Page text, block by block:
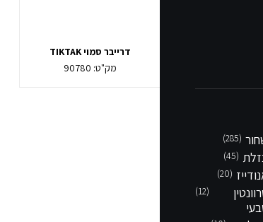
(285)
(45)
(20)
(12)
דרייבר סמוי TIKTAK
מק"ט: 90780